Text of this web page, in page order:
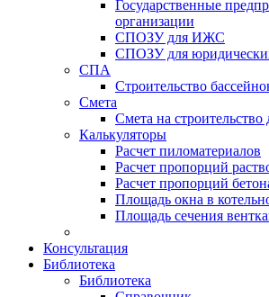
Государственные
организации
СПОЗУ для ИЖС
СПОЗУ для
СПА
Строительство
Смета
Смета на строительство
Калькуляторы
Расчет пиломатериалов
Расчет пропорций
Расчет пропорций
Площадь окна в
Площадь сечения
Консультация
Библиотека
Библиотека